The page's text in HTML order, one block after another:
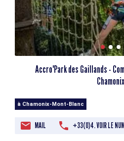
Accro'Park des Gaillands -
Chamonix
à Chamonix-Mont-Blanc
MAIL +33(0)4. VOIR LE